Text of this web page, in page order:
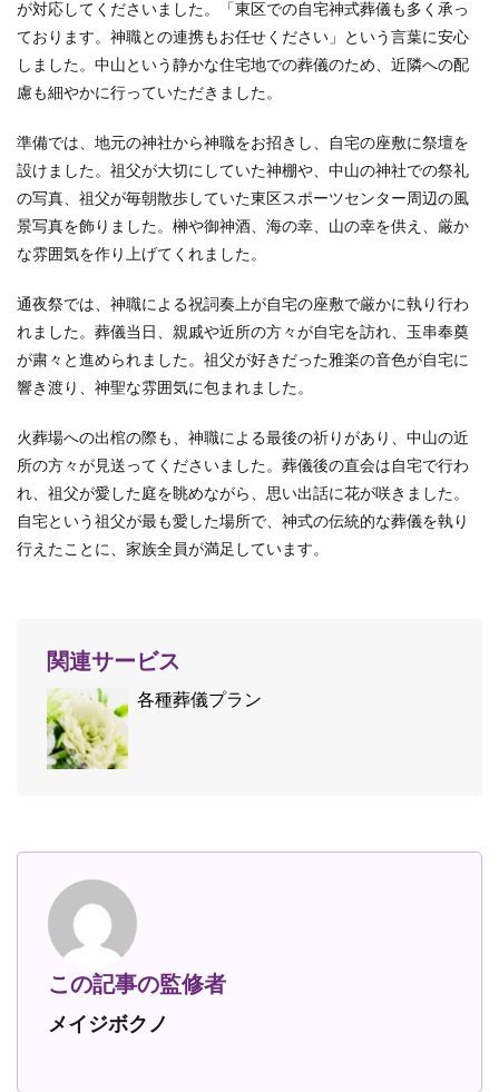
が対応してくださいました。「東区での自宅神式葬儀も多く承っ
ております。神職との連携もお任せください」という言葉に安心
しました。中山という静かな住宅地での葬儀のため、近隣への配
慮も細やかに行っていただきました。
準備では、地元の神社から神職をお招きし、自宅の座敷に祭壇を
設けました。祖父が大切にしていた神棚や、中山の神社での祭礼
の写真、祖父が毎朝散歩していた東区スポーツセンター周辺の風
景写真を飾りました。榊や御神酒、海の幸、山の幸を供え、厳か
な雰囲気を作り上げてくれました。
通夜祭では、神職による祝詞奏上が自宅の座敷で厳かに執り行わ
れました。葬儀当日、親戚や近所の方々が自宅を訪れ、玉串奉奠
が粛々と進められました。祖父が好きだった雅楽の音色が自宅に
響き渡り、神聖な雰囲気に包まれました。
火葬場への出棺の際も、神職による最後の祈りがあり、中山の近
所の方々が見送ってくださいました。葬儀後の直会は自宅で行わ
れ、祖父が愛した庭を眺めながら、思い出話に花が咲きました。
自宅という祖父が最も愛した場所で、神式の伝統的な葬儀を執り
行えたことに、家族全員が満足しています。
関連サービス
各種葬儀プラン
この記事の監修者
メイジボクノ